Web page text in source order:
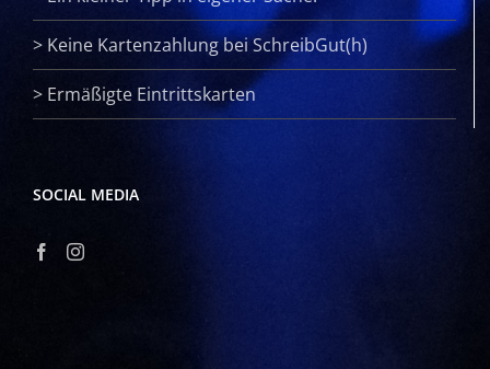
> Keine Kartenzahlung bei SchreibGut(h)
> Ermäßigte Eintrittskarten
SOCIAL MEDIA